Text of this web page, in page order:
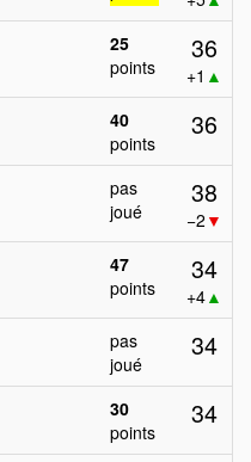
25
points
36
+1 ▲
40
points
36
pas
joué
38
−2 ▼
47
points
34
+4▲
pas
joué
34
30
points
34